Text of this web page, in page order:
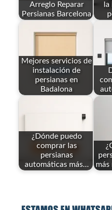
Arreglo Reparar
Persianas Barcelona
Mejores servicios de
instalación de
persianas en
Badalona
¿Dónde puedo
comprar las
persianas
automáticas más…